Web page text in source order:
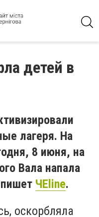
детей в
лагеря. На
8 июня, на
Вала напала
ЧЕline.
оскорбляла